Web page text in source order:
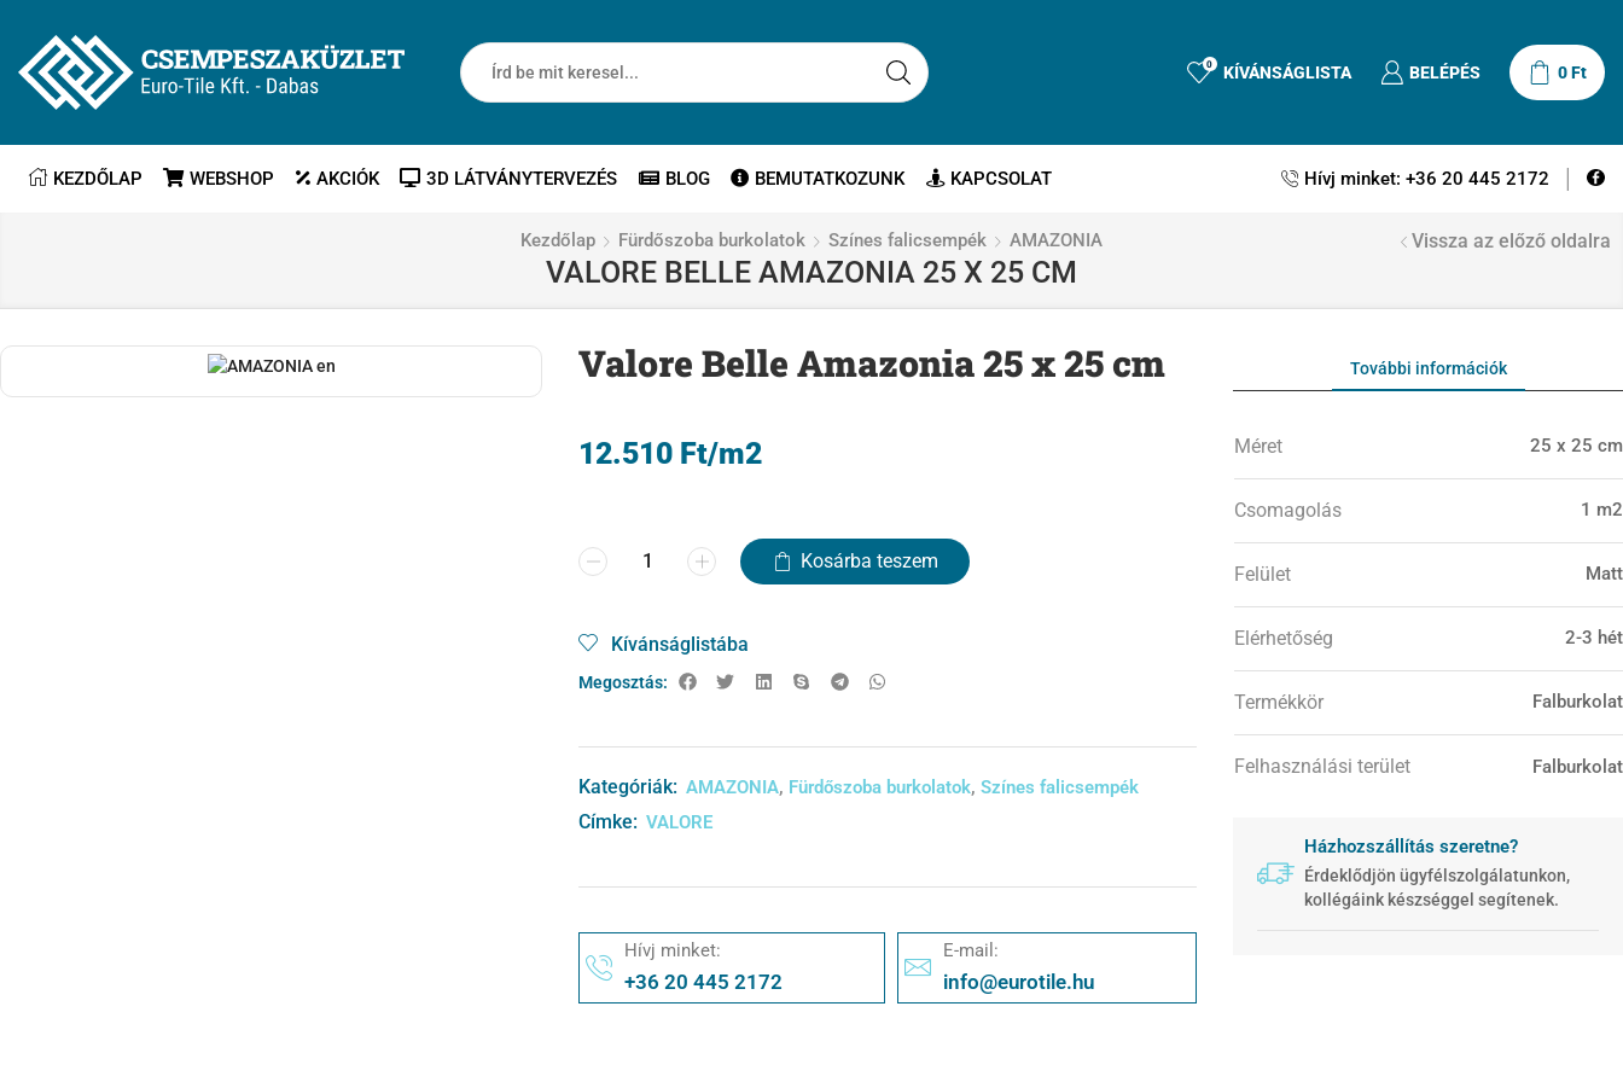
0 KÍVÁNSÁGLISTA BELÉPÉS 0Ft
KEZDŐLAP WEBSHOP AKCIÓK 3D LÁTVÁNYTERVEZÉS BLOG BEMUTATKOZUNK KAPCSOLAT Hívj minket: +36 20 445 2172
Kezdőlap Fürdőszoba burkolatok Színes falicsempék AMAZONIA
VALORE BELLE AMAZONIA 25 X 25 CM
Vissza az előző oldalra
Valore Belle Amazonia 25 x 25 cm
12.510 Ft/m2
Kosárba teszem
Kívánságlistába
Megosztás:
Kategóriák: AMAZONIA, Fürdőszoba burkolatok,Színes falicsempék
Címke: VALORE
Hívj minket:
+36 20 445 2172
E-mail:
info@eurotile.hu
További információk
Méret 25 x 25 cm
Csomagolás 1 m2
Felület Matt
Elérhetőség 2-3 hét
Termékkör Falburkolat
Felhasználási terület Falburkolat
Házhozszállítás szeretne?
Érdeklődjön ügyfélszolgálatunkon,
kollégáink készséggel segítenek.